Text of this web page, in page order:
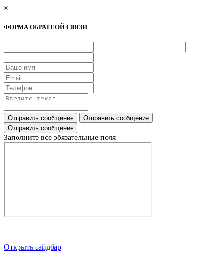
×
ФОРМА ОБРАТНОЙ СВЯЗИ
Заполните все обязательные поля
Открыть сайдбар